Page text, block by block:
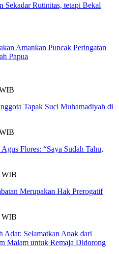
Sekadar Rutinitas, tetapi Bekal
Amankan Puncak Peringatan
Papua
Tapak Suci Muhamadiyah di
Flores: “Saya Sudah Tahu,
WIB
Merupakan Hak Prerogatif
WIB
Adat: Selamatkan Anak dari
Malam untuk Remaja Didorong